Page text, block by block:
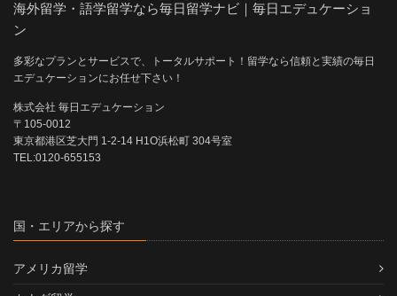
海外留学・語学留学なら毎日留学ナビ｜毎日エデュケーショ
ン
多彩なプランとサービスで、トータルサポート！留学なら信頼と実績の毎日
エデュケーションにお任せ下さい！
株式会社 毎日エデュケーション
〒105-0012
東京都港区芝大門 1-2-14 H1O浜松町 304号室
TEL:0120-655153
国・エリアから探す
アメリカ留学